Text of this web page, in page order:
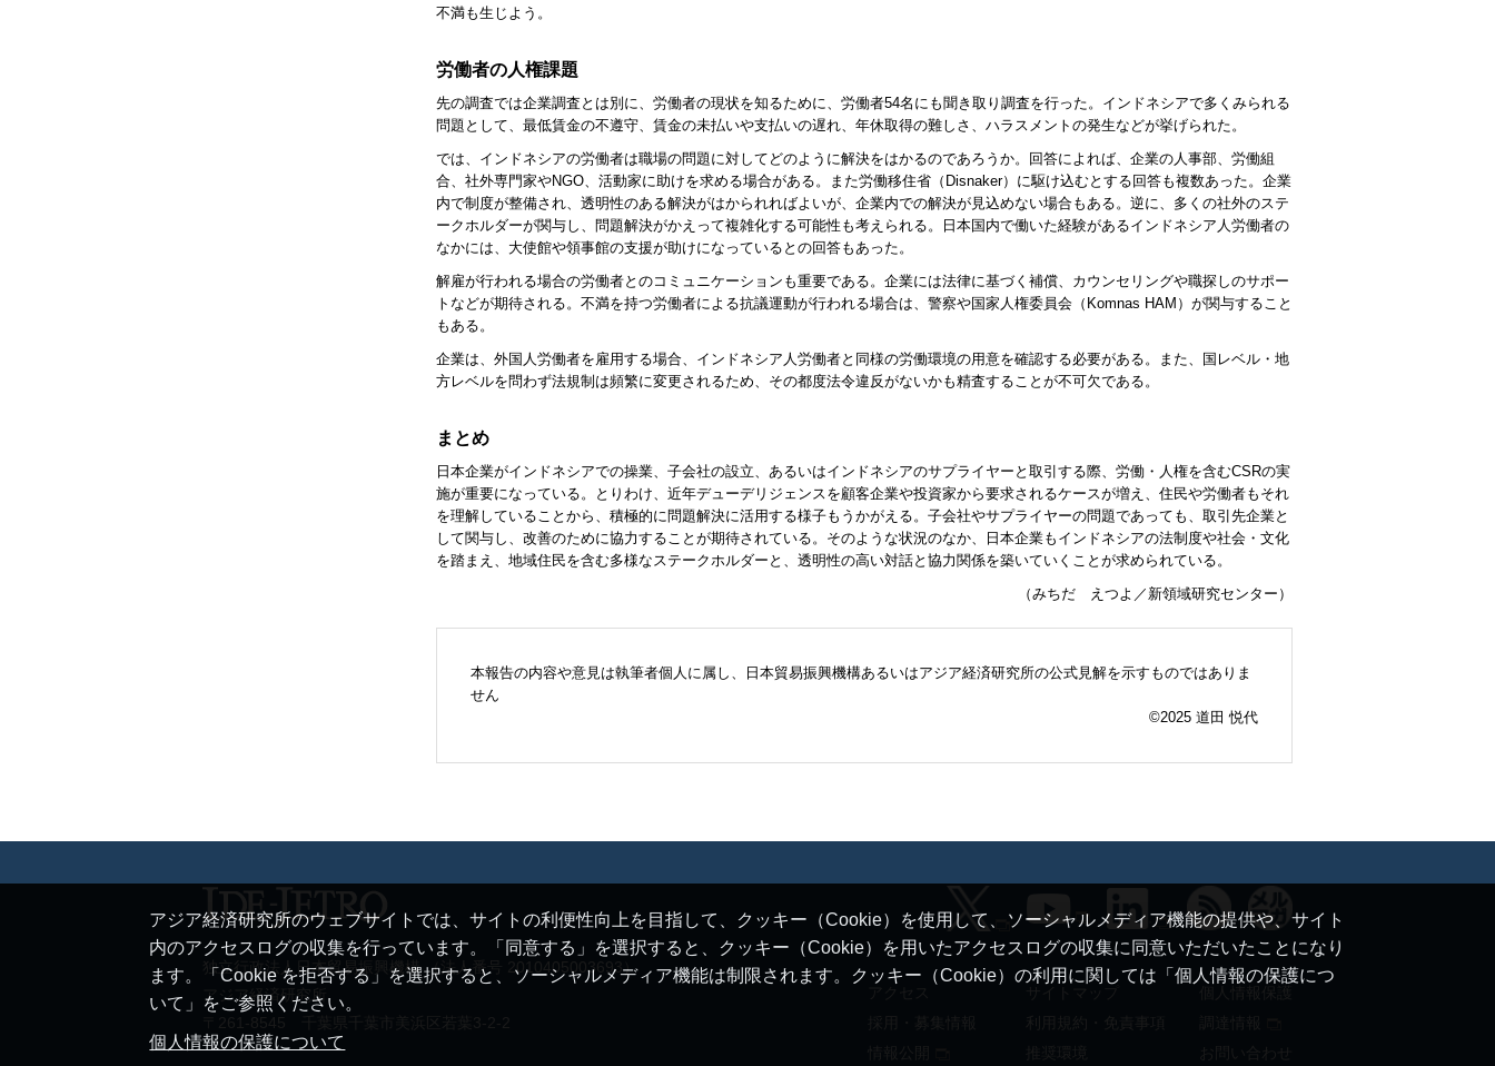
不満も生じよう。
労働者の人権課題
先の調査では企業調査とは別に、労働者の現状を知るために、労働者54名にも聞き取り調査を行った。インドネシアで多くみられる
問題として、最低賃金の不遵守、賃金の未払いや支払いの遅れ、年休取得の難しさ、ハラスメントの発生などが挙げられた。
では、インドネシアの労働者は職場の問題に対してどのように解決をはかるのであろうか。回答によれば、企業の人事部、労働組
合、社外専門家やNGO、活動家に助けを求める場合がある。また労働移住省（ Disnaker）に駆け込むとする回答も複数あった。企業
内で制度が整備され、透明性のある解決がはかられればよいが、企業内での解決が見込めない場合もある。逆に、多くの社外のステ
ークホルダーが関与し、問題解決がかえって複雑化する可能性も考えられる。日本国内で働いた経験があるインドネシア人労働者の
なかには、大使館や領事館の支援が助けになっているとの回答もあった。
解雇が行われる場合の労働者とのコミュニケーションも重要である。企業には法律に基づく補償、カウンセリングや職探しのサポー
トなどが期待される。不満を持つ労働者による抗議運動が行われる場合は、警察や国家人権委員会（ Komnas HAM ）が関与すること
もある。
企業は、外国人労働者を雇用する場合、インドネシア人労働者と同様の労働環境の用意を確認する必要がある。また、国レベル・地
方レベルを問わず法規制は頻繁に変更されるため、その都度法令違反がないかも精査することが不可欠である。
まとめ
日本企業がインドネシアでの操業、子会社の設立、あるいはインドネシアのサプライヤーと取引する際、労働・人権を含むCSRの実
施が重要になっている。とりわけ、近年デューデリジェンスを顧客企業や投資家から要求されるケースが増え、住民や労働者もそれ
を理解していることから、積極的に問題解決に活用する様子もうかがえる。子会社やサプライヤーの問題であっても、取引先企業と
して関与し、改善のために協力することが期待されている。そのような状況のなか、日本企業もインドネシアの法制度や社会・文化
を踏まえ、地域住民を含む多様なステークホルダーと、透明性の高い対話と協力関係を築いていくことが求められている。
（みちだ えつよ／新領域研究センター）
本報告の内容や意見は執筆者個人に属し、日本貿易振興機構あるいはアジア経済研究所の公式見解を示すものではありま
せん
©2025 道田 悦代
独立行政法人日本貿易振興機構 （法人番号 2010405003693）
アジア経済研究所
アジア経済研究所のウェブサイトでは、サイトの利便性向上を目指して、クッキー（Cookie）を使用して、ソーシャルメディア機能の提供や、サイト
内のアクセスログの収集を行っています。「同意する」を選択すると、クッキー（Cookie）を用いたアクセスログの収集に同意いただいたことになり
ます。「Cookie を拒否する」を選択すると、ソーシャルメディア機能は制限されます。クッキー（Cookie）の利用に関しては「個人情報の保護につ
いて」をご参照ください。
個人情報の保護について